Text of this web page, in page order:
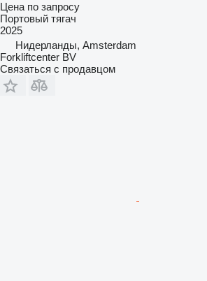
Цена по запросу
Портовый тягач
2025
Нидерланды, Amsterdam
Forkliftcenter BV
Связаться с продавцом